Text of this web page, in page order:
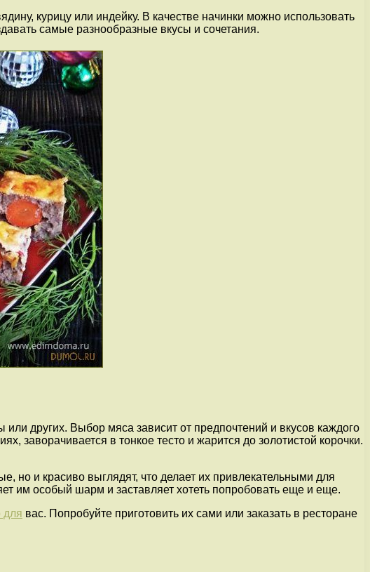
курицу или индейку. В качестве начинки можно использовать
самые разнообразные вкусы и сочетания.
других. Выбор мяса зависит от предпочтений и вкусов каждого
заворачивается в тонкое тесто и жарится до золотистой корочки.
но и красиво выглядят, что делает их привлекательными для
им особый шарм и заставляет хотеть попробовать еще и еще.
для вас. Попробуйте приготовить их сами или заказать в ресторане